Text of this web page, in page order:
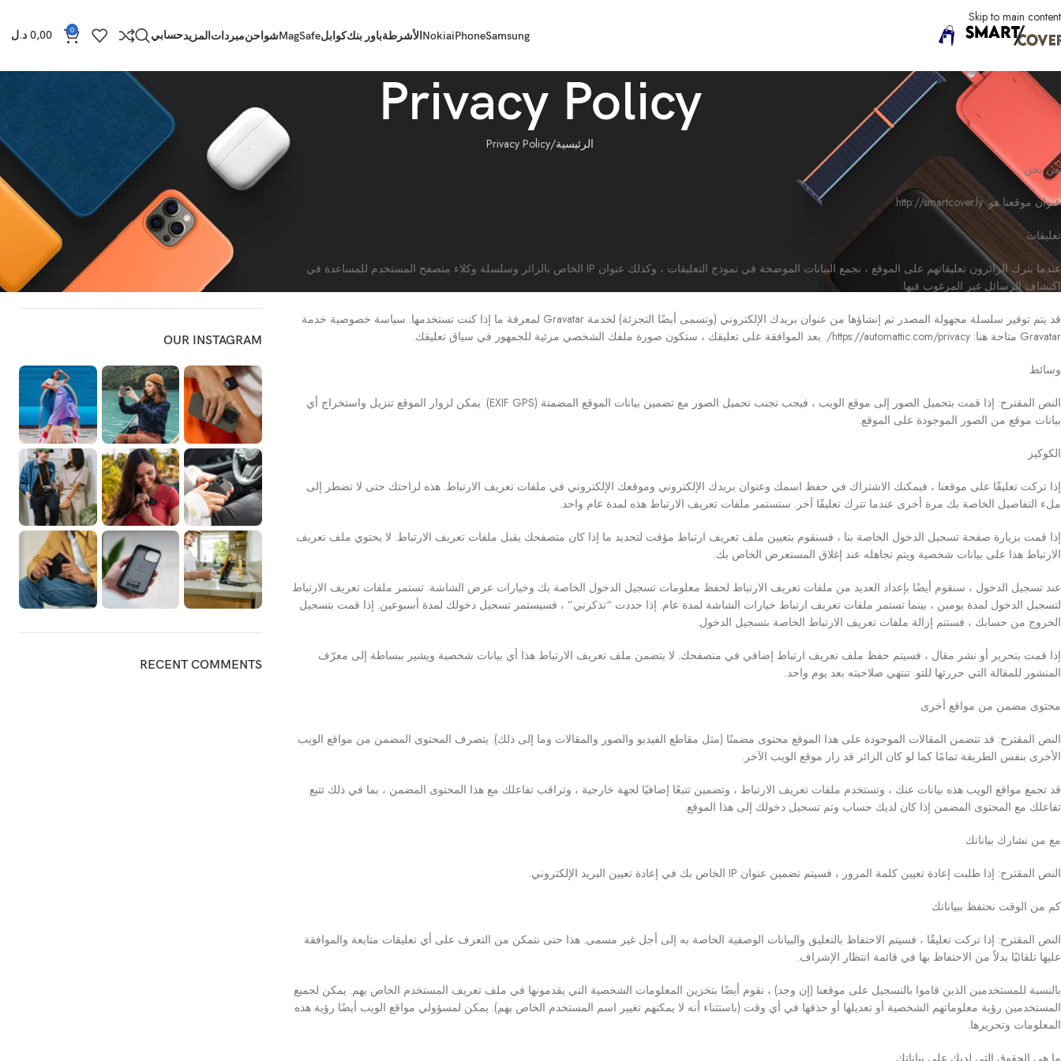
Skip to main content
Samsung
iPhone
Nokia الأشرطةباور بنككوابلMagSafeشواحنمبردات المزيدحسابي 0
0,00 د.ل
Privacy Policy
الرئيسية Privacy Policy
من نحن
عنوان موقعنا هو: http://smartcover.ly.
تعليقات
عندما يترك الزائرون تعليقاتهم على الموقع ، نجمع البيانات الموضحة في نموذج التعليقات ، وكذلك عنوان IP الخاص بالزائر وسلسلة وكلاء متصفح المستخدم للمساعدة في
اكتشاف الرسائل غير المرغوب فيها.
قد يتم توفير سلسلة مجهولة المصدر تم إنشاؤها من عنوان بريدك الإلكتروني (وتسمى أيضًا التجزئة) لخدمة Gravatar لمعرفة ما إذا كنت تستخدمها. سياسة خصوصية خدمة
Gravatar متاحة هنا: https://automattic.com/privacy/. بعد الموافقة على تعليقك ، ستكون صورة ملفك الشخصي مرئية للجمهور في سياق تعليقك.
وسائط
النص المقترح: إذا قمت بتحميل الصور إلى موقع الويب ، فيجب تجنب تحميل الصور مع تضمين بيانات الموقع المضمنة (EXIF GPS). يمكن لزوار الموقع تنزيل واستخراج أي
بيانات موقع من الصور الموجودة على الموقع.
الكوكيز
إذا تركت تعليقًا على موقعنا ، فيمكنك الاشتراك في حفظ اسمك وعنوان بريدك الإلكتروني وموقعك الإلكتروني في ملفات تعريف الارتباط. هذه لراحتك حتى لا تضطر إلى
ملء التفاصيل الخاصة بك مرة أخرى عندما تترك تعليقًا آخر. ستستمر ملفات تعريف الارتباط هذه لمدة عام واحد.
إذا قمت بزيارة صفحة تسجيل الدخول الخاصة بنا ، فسنقوم بتعيين ملف تعريف ارتباط مؤقت لتحديد ما إذا كان متصفحك يقبل ملفات تعريف الارتباط. لا يحتوي ملف تعريف
الارتباط هذا على بيانات شخصية ويتم تجاهله عند إغلاق المستعرض الخاص بك.
عند تسجيل الدخول ، سنقوم أيضًا بإعداد العديد من ملفات تعريف الارتباط لحفظ معلومات تسجيل الدخول الخاصة بك وخيارات عرض الشاشة. تستمر ملفات تعريف الارتباط
لتسجيل الدخول لمدة يومين ، بينما تستمر ملفات تعريف ارتباط خيارات الشاشة لمدة عام. إذا حددت “تذكرني” ، فسيستمر تسجيل دخولك لمدة أسبوعين. إذا قمت بتسجيل
الخروج من حسابك ، فستتم إزالة ملفات تعريف الارتباط الخاصة بتسجيل الدخول.
إذا قمت بتحرير أو نشر مقال ، فسيتم حفظ ملف تعريف ارتباط إضافي في متصفحك. لا يتضمن ملف تعريف الارتباط هذا أي بيانات شخصية ويشير ببساطة إلى معرّف
المنشور للمقالة التي حررتها للتو. تنتهي صلاحيته بعد يوم واحد.
محتوى مضمن من مواقع أخرى
النص المقترح: قد تتضمن المقالات الموجودة على هذا الموقع محتوى مضمنًا (مثل مقاطع الفيديو والصور والمقالات وما إلى ذلك). يتصرف المحتوى المضمن من مواقع الويب
الأخرى بنفس الطريقة تمامًا كما لو كان الزائر قد زار موقع الويب الآخر.
قد تجمع مواقع الويب هذه بيانات عنك ، وتستخدم ملفات تعريف الارتباط ، وتضمين تتبعًا إضافيًا لجهة خارجية ، وتراقب تفاعلك مع هذا المحتوى المضمن ، بما في ذلك تتبع
تفاعلك مع المحتوى المضمن إذا كان لديك حساب وتم تسجيل دخولك إلى هذا الموقع.
مع من نشارك بياناتك
النص المقترح: إذا طلبت إعادة تعيين كلمة المرور ، فسيتم تضمين عنوان IP الخاص بك في إعادة تعيين البريد الإلكتروني.
كم من الوقت نحتفظ ببياناتك
النص المقترح: إذا تركت تعليقًا ، فسيتم الاحتفاظ بالتعليق والبيانات الوصفية الخاصة به إلى أجل غير مسمى. هذا حتى نتمكن من التعرف على أي تعليقات متابعة والموافقة
عليها تلقائيًا بدلاً من الاحتفاظ بها في قائمة انتظار الإشراف.
بالنسبة للمستخدمين الذين قاموا بالتسجيل على موقعنا (إن وجد) ، نقوم أيضًا بتخزين المعلومات الشخصية التي يقدمونها في ملف تعريف المستخدم الخاص بهم. يمكن لجميع
المستخدمين رؤية معلوماتهم الشخصية أو تعديلها أو حذفها في أي وقت (باستثناء أنه لا يمكنهم تغيير اسم المستخدم الخاص بهم). يمكن لمسؤولي مواقع الويب أيضًا رؤية هذه
المعلومات وتحريرها.
ما هي الحقوق التي لديك على بياناتك
CATEGORIES
لا توجد تصنيفات
RECENT POSTS
OUR INSTAGRAM
RECENT COMMENTS